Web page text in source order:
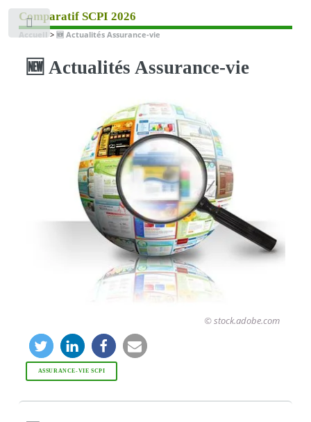
Comparatif SCPI 2026
Accueil > 🆕 Actualités Assurance-vie
🆕 Actualités Assurance-vie
© stock.adobe.com
ASSURANCE-VIE SCPI
Toggle